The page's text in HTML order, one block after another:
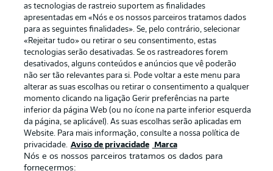
Publicidade Avisos legais
Aviso de privacidade
Termos de uso Trabalhe conosco
Marca Contato
Jogadores
as tecnologias de rastreio suportem as finalidades
apresentadas em «Nós e os nossos parceiros tratamos dados
para as seguintes finalidades». Se, pelo contrário, selecionar
«Rejeitar tudo» ou retirar o seu consentimento, estas
tecnologias serão desativadas. Se os rastreadores forem
desativados, alguns conteúdos e anúncios que vê poderão
não ser tão relevantes para si. Pode voltar a este menu para
alterar as suas escolhas ou retirar o consentimento a qualquer
momento clicando na ligação Gerir preferências na parte
inferior da página Web (ou no ícone na parte inferior esquerda
da página, se aplicável). As suas escolhas serão aplicadas em
Website. Para mais informação, consulte a nossa política de
privacidade. Aviso de privacidade Marca
Nós e os nossos parceiros tratamos os dados para
fornecermos: